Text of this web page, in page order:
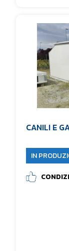
CANILI E
IN